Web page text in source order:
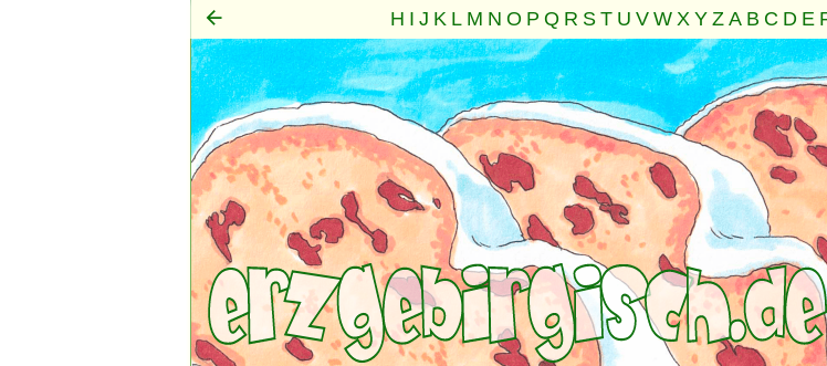
H I J K L M N O P Q R S T U V W X Y Z A B C D E
Mensch·Seele·Geist·Familie· Gemeinschaft·Nahrung ·